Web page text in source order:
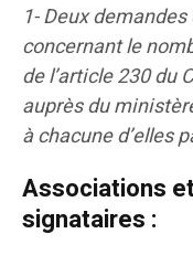
1- Deux
concernant le
de l’article 230 du
auprès du
à chacune d’elles
Associations
signataires :